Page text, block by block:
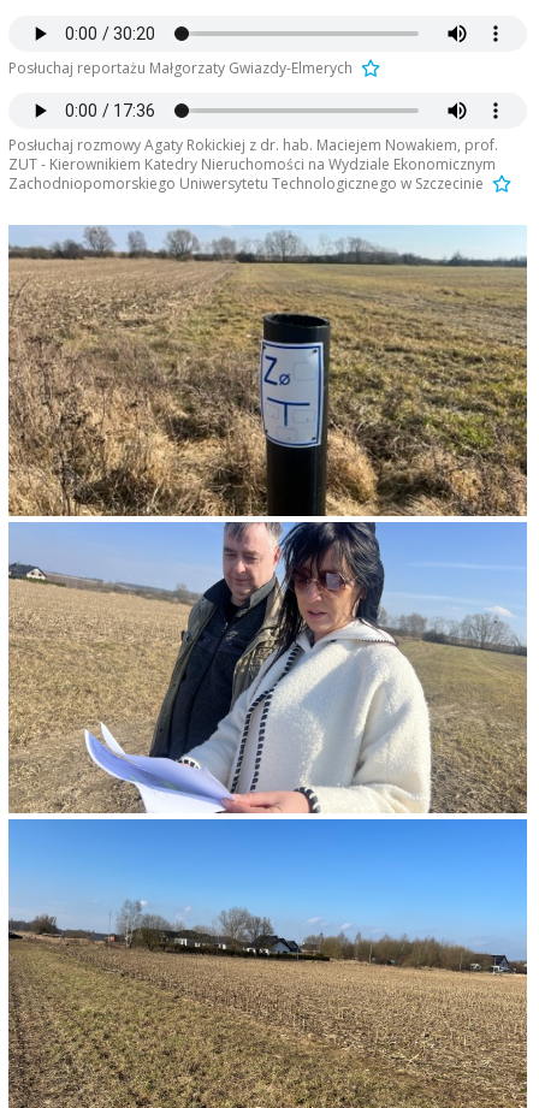
Posłuchaj reportażu Małgorzaty Gwiazdy-Elmerych
Posłuchaj rozmowy Agaty Rokickiej z dr. hab. Maciejem Nowakiem, prof.
ZUT - Kierownikiem Katedry Nieruchomości na Wydziale Ekonomicznym
Zachodniopomorskiego Uniwersytetu Technologicznego w Szczecinie